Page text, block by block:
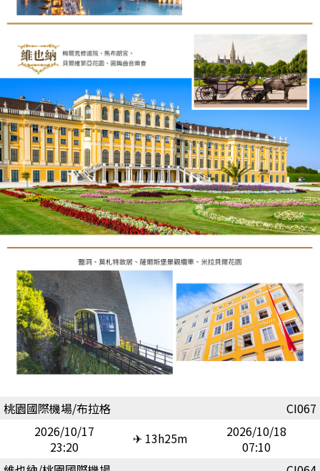
桃園國際機場/布拉格
CI067
2026/10/17
23:20
✈ 13h25m
2026/10/18
07:10